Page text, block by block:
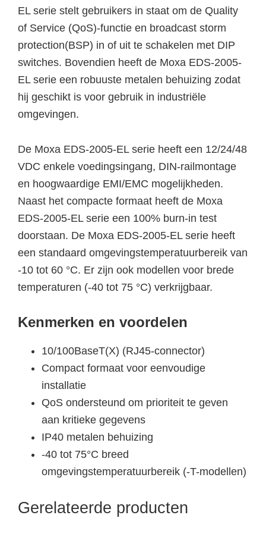
EL serie stelt gebruikers in staat om de Quality
of Service (QoS)-functie en broadcast storm
protection(BSP) in of uit te schakelen met DIP
switches. Bovendien heeft de Moxa EDS-2005-
EL serie een robuuste metalen behuizing zodat
hij geschikt is voor gebruik in industriële
omgevingen.
De Moxa EDS-2005-EL serie heeft een 12/24/48
VDC enkele voedingsingang, DIN-railmontage
en hoogwaardige EMI/EMC mogelijkheden.
Naast het compacte formaat heeft de Moxa
EDS-2005-EL serie een 100% burn-in test
doorstaan. De Moxa EDS-2005-EL serie heeft
een standaard omgevingstemperatuurbereik van
-10 tot 60 °C. Er zijn ook modellen voor brede
temperaturen (-40 tot 75 °C) verkrijgbaar.
Kenmerken en voordelen
10/100BaseT(X) (RJ45-connector)
Compact formaat voor eenvoudige
installatie
QoS ondersteund om prioriteit te geven
aan kritieke gegevens
IP40 metalen behuizing
-40 tot 75°C breed
omgevingstemperatuurbereik (-T-modellen)
Gerelateerde producten